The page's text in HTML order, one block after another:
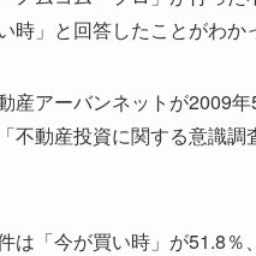
時」と回答したことがわか
産アーバンネットが2009
不動産投資に関する意識
は「今が買い時」が51.8